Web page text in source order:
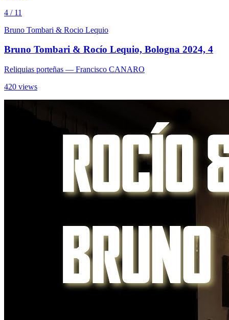
4 / 11
Bruno Tombari & Rocio Lequio
Bruno Tombari & Rocío Lequio, Bologna 2024, 4
Reliquias porteñas — Francisco CANARO
420 views